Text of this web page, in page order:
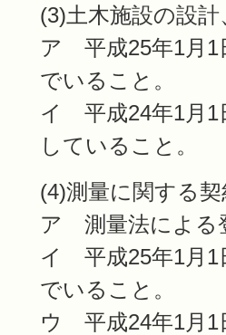
(3)土木施設の設
ア 平成25年1月1
でいること。
イ 平成24年1月1
していること。
(4)測量に関する契
ア 測量法による
イ 平成25年1月1
でいること。
ウ 平成24年1月1